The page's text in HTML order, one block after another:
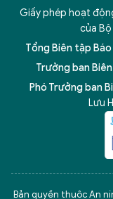
Giấy phép hoạt
của
Tổng Biên tập
Trưởng ban
Phó Trưởng ban
Lưu
Bản quyền thuộc An
5 điểm nghẽn